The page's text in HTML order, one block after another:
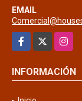
EMAIL
Facebook
INFORMACIÓN